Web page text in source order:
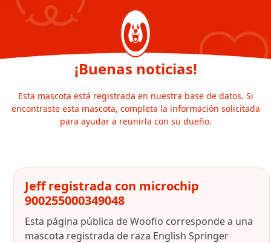
¡Buenas noticias!
Esta mascota está registrada en nuestra base de datos. Si
encontraste esta mascota, completa la información solicitada
para ayudar a reunirla con su dueño.
Jeff registrada con microchip
900255000349048
Esta página pública de Woofio corresponde a una
mascota registrada de raza English Springer